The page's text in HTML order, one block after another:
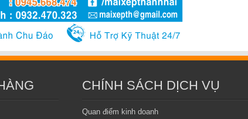
CHÍNH SÁCH DỊCH VỤ
Quan điểm kinh doanh